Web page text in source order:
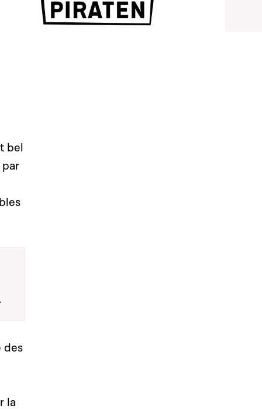
bel
des
la